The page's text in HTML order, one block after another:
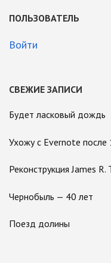
ПОЛЬЗОВАТЕЛЬ
Войти
СВЕЖИЕ ЗАПИСИ
Будет ласковый дождь
Ухожу с Evernote после
Реконструкция James
Чернобыль — 40 лет
Поезд долины